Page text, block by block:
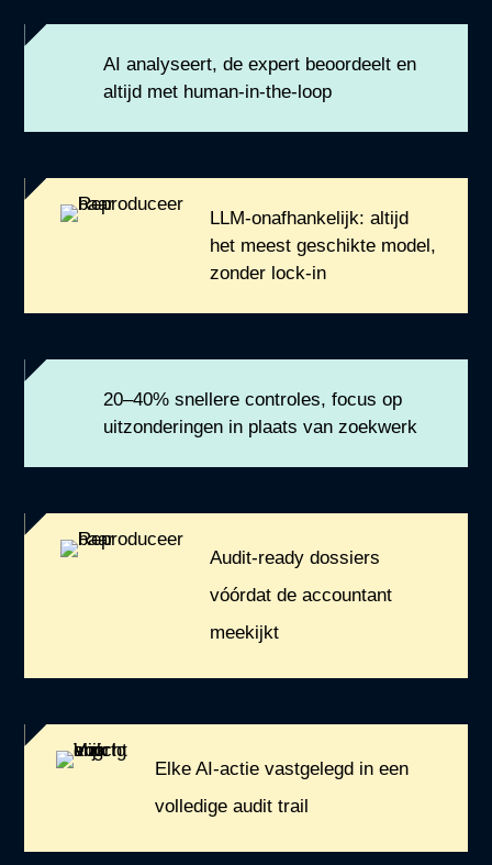
AI analyseert, de expert beoordeelt en
altijd met human-in-the-loop
LLM-onafhankelijk: altijd
het meest geschikte model,
zonder lock-in
20–40% snellere controles, focus op
uitzonderingen in plaats van zoekwerk
Audit-ready dossiers
vóórdat de accountant
meekijkt
Elke AI-actie vastgelegd in een
volledige audit trail